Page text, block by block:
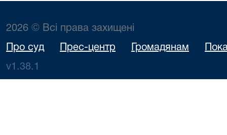
2026 © Всі права захищені
Про суд Прес-центр Громадянам
v1.38.1